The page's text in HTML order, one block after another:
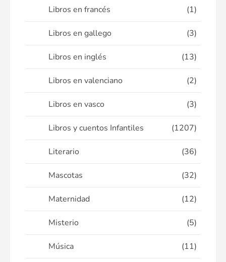
Libros en francés (1)
Libros en gallego (3)
Libros en inglés (13)
Libros en valenciano (2)
Libros en vasco (3)
Libros y cuentos Infantiles (1207)
Literario (36)
Mascotas (32)
Maternidad (12)
Misterio (5)
Música (11)